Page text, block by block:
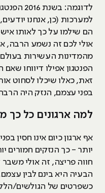
לדוגמה:
למערכות (כן, אנחנו
אולי לכם זה נשמע הרבה,
מהמדינות העשירות
הפנטגון אפילו דיווחו
זאת, כאלו שיכלו לסחוט
בפני עצמם, הנזק היה הרבה
למה ארגונים כל
אף ארגון כיום אינו חסין
יותר - כך הנזקים חמורים
חווה פריצה, זה אולי
הבעיה היא בינם לבין
כשפרטים של הגולשים/